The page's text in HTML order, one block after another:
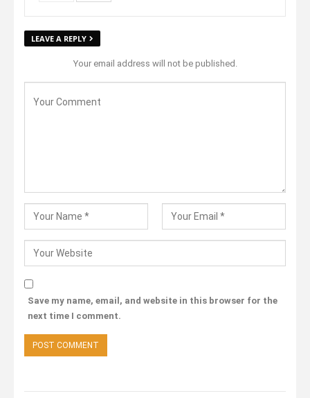
LEAVE A REPLY
Your email address will not be published.
Save my name, email, and website in this browser for the
next time I comment.